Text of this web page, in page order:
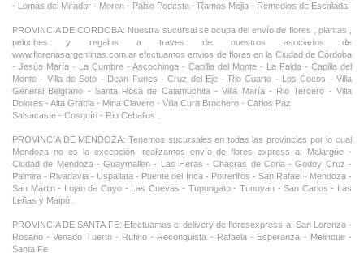
- Lomas del Mirador - Moron - Pablo Podesta - Ramos Mejia - Remedios de Escalada
PROVINCIA DE CORDOBA: Nuestra sucursal se ocupa del envío de flores , plantas ,
peluches y regalos a traves de nuestros asociados de
www.floreriasargentinas.com.ar efectuamos envios de flores en la Ciudad de Córdoba
- Jesús María - La Cumbre - Ascochinga - Capilla del Monte - La Falda - Capilla del
Monte - Villa de Soto - Dean Funes - Cruz del Eje - Rio Cuarto - Los Cocos - Villa
General Belgrano - Santa Rosa de Calamuchita - Villa María - Rio Tercero - Villa
Dolores - Alta Gracia - Mina Clavero - Villa Cura Brochero - Carlos Paz
Salsacaste - Cosquín - Rio Ceballos .
PROVINCIA DE MENDOZA: Tenemos sucursales en todas las provincias por lo cual
Mendoza no es la excepción, realizamos envío de flores express a: Malargüe -
Ciudad de Mendoza - Guaymallen - Las Heras - Chacras de Coria - Godoy Cruz -
Palmira - Rivadavia - Uspallata - Puente del Inca - Potrerillos - San Rafael - Mendoza -
San Martin - Lujan de Cuyo - Las Cuevas - Tupungato - Tunuyan - San Carlos - Las
Leñas y Maipú .
PROVINCIA DE SANTA FE: Efectuamos el delivery de floresexpress a: San Lorenzo -
Rosario - Venado Tuerto - Rufino - Reconquista - Rafaela - Esperanza - Melincue -
Santa Fe